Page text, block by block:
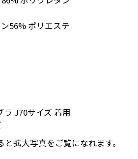
56% ポリエステ
J70サイズ 着用
拡大写真をご覧になれます。